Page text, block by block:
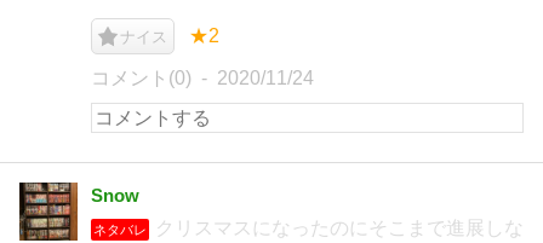
ナイス ★2
コメント(0) 2020/11/24
Snow
ネタバレ
クリスマスになったのにそこまで進展しな